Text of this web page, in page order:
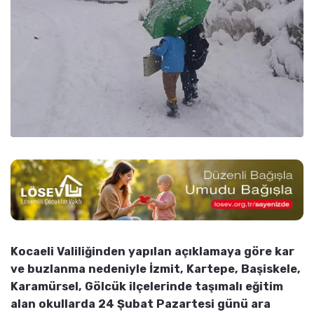
Kocaeli Valiliğinden yapılan açıklamaya göre kar
ve buzlanma nedeniyle İzmit, Kartepe, Başiskele,
Karamürsel, Gölcük ilçelerinde taşımalı eğitim
alan okullarda 24 Şubat Pazartesi günü ara